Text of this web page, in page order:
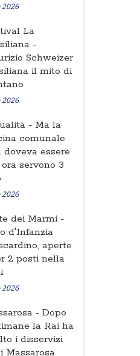
2026
La
-
Schweizer
il mito di
2026
- Ma la
comunale
doveva essere
servono 3
2026
dei Marmi -
d'Infanzia
aperte
2 posti nella
2026
- Dopo
la Rai ha
i disservizi
Massarosa